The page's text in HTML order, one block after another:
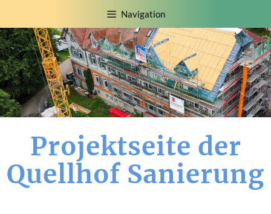
springen
Navigation
Projektseite der
Quellhof Sanierung